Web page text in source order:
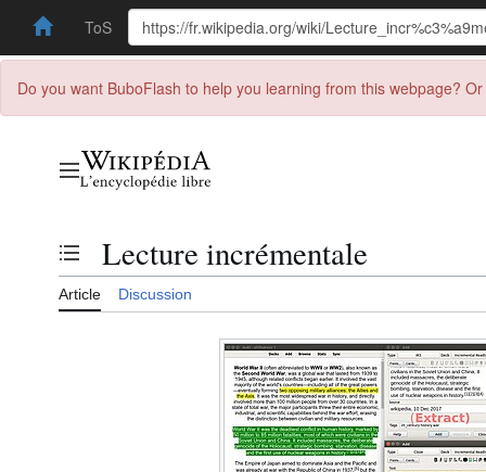
ToS
Do you want BuboFlash to help you learning from this webpage?